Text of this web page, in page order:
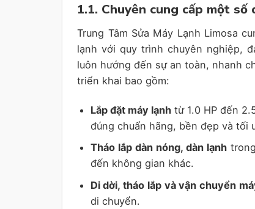
1.1. Chuyên cung cấp một
Trung Tâm Sửa Máy Lạnh Limosa
lạnh với quy trình chuyên nghiệp,
luôn hướng đến sự an toàn, nhanh
triển khai bao gồm:
Lắp đặt máy lạnhtừ 1.0 HP đến
đúng chuẩn hãng, bền đẹp và tối
Tháo lắp dàn nóng, dàn lạnh
đến không gian khác.
Di dời, tháo lắp và vận chuyển
di chuyển.